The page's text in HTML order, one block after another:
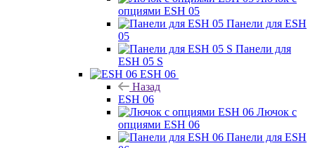
опциями ESH 05
Панели для ESH
05
Панели для
ESH 05 S
ESH 06
Назад
ESH 06
Лючок с
опциями ESH 06
Панели для ESH